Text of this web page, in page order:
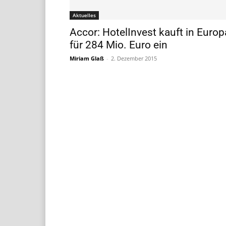
Aktuelles
Accor: HotelInvest kauft in
für 284 Mio. Euro ein
Miriam Glaß - 2. Dezember 2015